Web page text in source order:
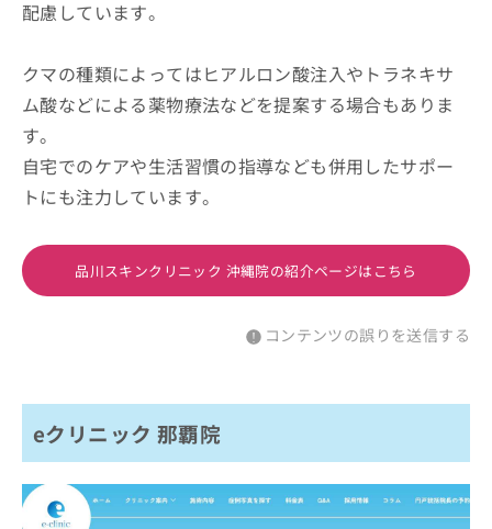
配慮しています。
クマの種類によってはヒアルロン酸注入やトラネキサ
ム酸などによる薬物療法などを提案する場合もありま
す。
自宅でのケアや生活習慣の指導なども併用したサポー
トにも注力しています。
品川スキンクリニック 沖縄院の紹介ページはこちら
コンテンツの誤りを送信する
eクリニック 那覇院